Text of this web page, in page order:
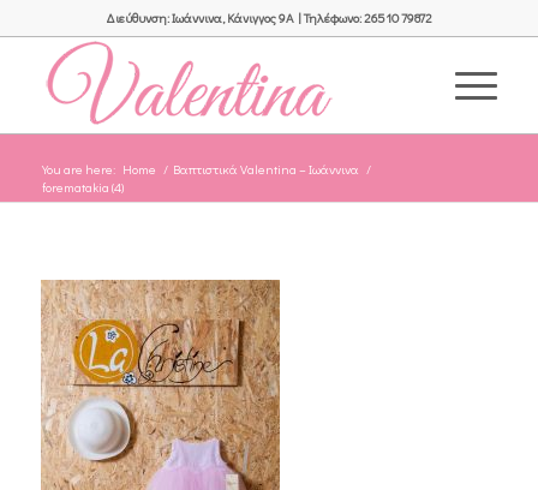
Διεύθυνση: Ιωάννινα, Κάνιγγος 9Α | Τηλέφωνο: 26510 79872
You are here: Home / Βαπτιστικά Valentina – Ιωάννινα /
forematakia (4)